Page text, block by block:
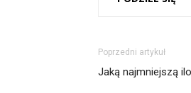
Poprzedni artykuł
Jaką najmniejszą